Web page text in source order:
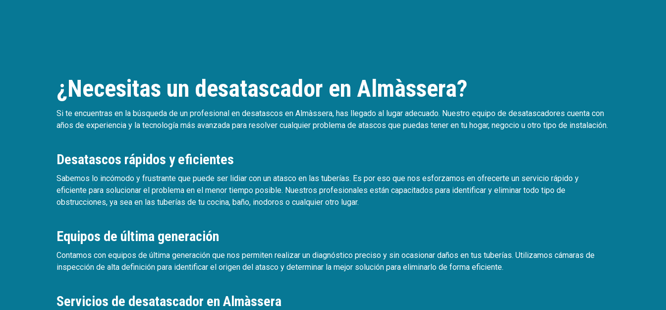
¿Necesitas un desatascador en Almàssera?
Si te encuentras en la búsqueda de un profesional en desatascos en Almàssera, has llegado al lugar adecuado. Nuestro equipo de desatascadores cuenta con
años de experiencia y la tecnología más avanzada para resolver cualquier problema de atascos que puedas tener en tu hogar, negocio u otro tipo de instalación.
Desatascos rápidos y eficientes
Sabemos lo incómodo y frustrante que puede ser lidiar con un atasco en las tuberías. Es por eso que nos esforzamos en ofrecerte un servicio rápido y
eficiente para solucionar el problema en el menor tiempo posible. Nuestros profesionales están capacitados para identificar y eliminar todo tipo de
obstrucciones, ya sea en las tuberías de tu cocina, baño, inodoros o cualquier otro lugar.
Equipos de última generación
Contamos con equipos de última generación que nos permiten realizar un diagnóstico preciso y sin ocasionar daños en tus tuberías. Utilizamos cámaras de
inspección de alta definición para identificar el origen del atasco y determinar la mejor solución para eliminarlo de forma eficiente.
Servicios de desatascador en Almàssera